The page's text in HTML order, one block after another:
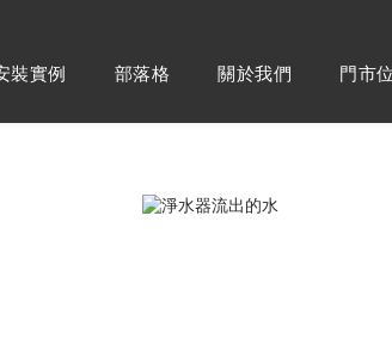
裝實例 部落格 關於我們 門市